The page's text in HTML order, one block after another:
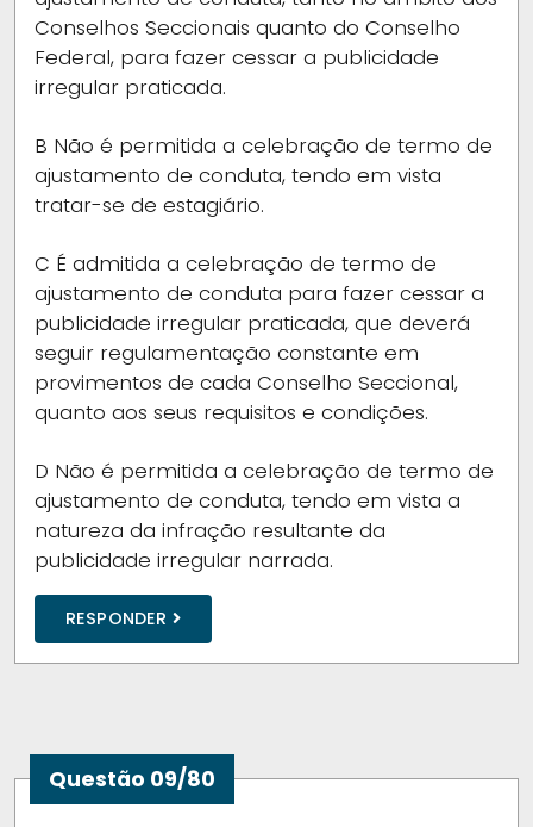
Conselhos Seccionais quanto do Conselho
Federal, para fazer cessar a publicidade
irregular praticada.
B Não é permitida a celebração de termo de
ajustamento de conduta, tendo em vista
tratar-se de estagiário.
C É admitida a celebração de termo de
ajustamento de conduta para fazer cessar a
publicidade irregular praticada, que deverá
seguir regulamentação constante em
provimentos de cada Conselho Seccional,
quanto aos seus requisitos e condições.
D Não é permitida a celebração de termo de
ajustamento de conduta, tendo em vista a
natureza da infração resultante da
publicidade irregular narrada.
RESPONDER
Questão 09/80